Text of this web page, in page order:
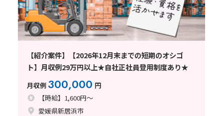
【紹介案件】【2026年12月末までの短期のオシゴ
ト】月収例29万円以上★自社正社員登用制度あり★
月収例 300,000 円
【時給】1,600円～
愛媛県新居浜市